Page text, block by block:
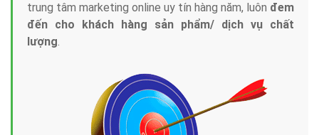
trung tâm marketing online uy tín hàng năm, luôn đem
đến cho khách hàng sản phẩm/ dịch vụ chất
lượng.